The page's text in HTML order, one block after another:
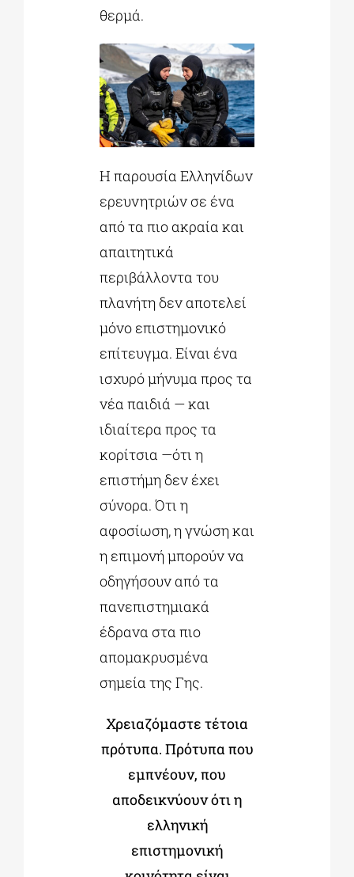
θερμά.
Η παρουσία Ελληνίδων
ερευνητριών σε ένα
από τα πιο ακραία και
απαιτητικά
περιβάλλοντα του
πλανήτη δεν αποτελεί
μόνο επιστημονικό
επίτευγμα. Είναι ένα
ισχυρό μήνυμα προς τα
νέα παιδιά — και
ιδιαίτερα προς τα
κορίτσια —ότι η
επιστήμη δεν έχει
σύνορα. Ότι η
αφοσίωση, η γνώση και
η επιμονή μπορούν να
οδηγήσουν από τα
πανεπιστημιακά
έδρανα στα πιο
απομακρυσμένα
σημεία της Γης.
Χρειαζόμαστε τέτοια
πρότυπα. Πρότυπα που
εμπνέουν, που
αποδεικνύουν ότι η
ελληνική
επιστημονική